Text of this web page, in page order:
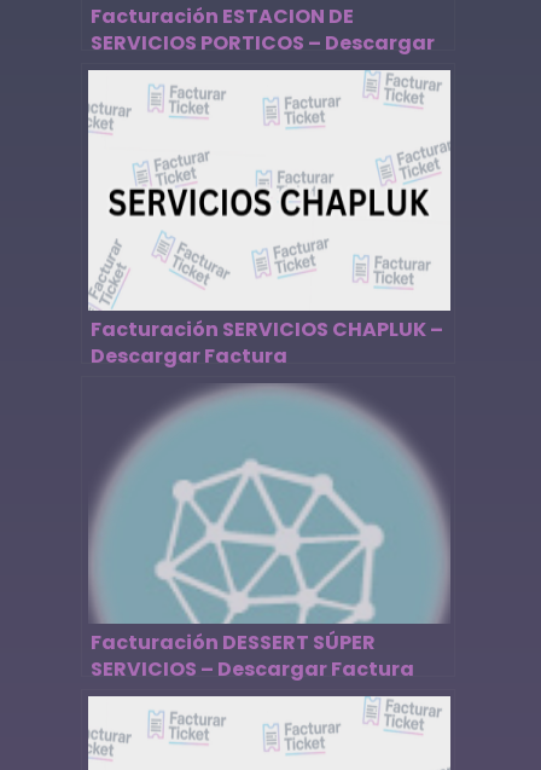
Facturación ESTACION DE
SERVICIOS PORTICOS – Descargar
Factura
Facturación SERVICIOS CHAPLUK –
Descargar Factura
Facturación DESSERT SÚPER
SERVICIOS – Descargar Factura